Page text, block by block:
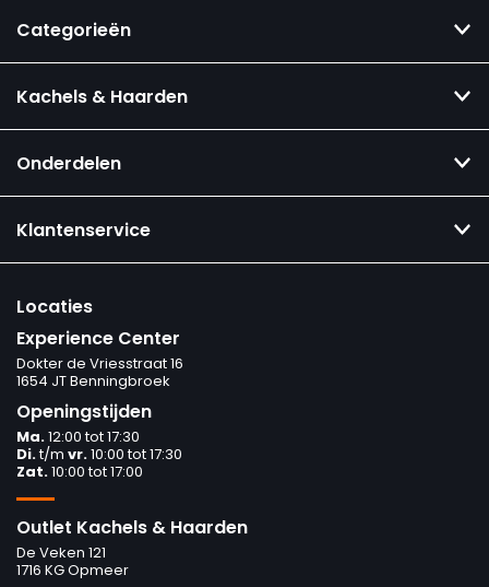
Categorieën
Kachels & Haarden
Onderdelen
Klantenservice
Locaties
Experience Center
Dokter de Vriesstraat 16
1654 JT Benningbroek
Openingstijden
Ma.12:00 tot 17:30
Di.t/m vr.10:00 tot 17:30
Zat.10:00 tot 17:00
Outlet Kachels & Haarden
De Veken 121
1716 KG Opmeer